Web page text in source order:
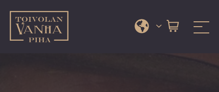
Toivolan vanha piha